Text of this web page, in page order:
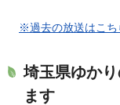
※過去の放送はこち
埼玉県ゆか
ます